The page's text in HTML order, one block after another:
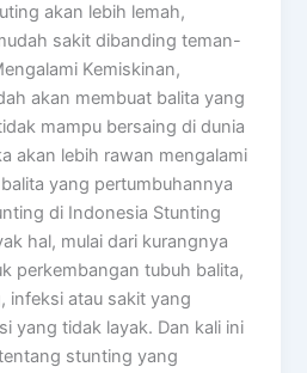
akan lebih lemah,
sakit dibanding teman-
Kemiskinan,
akan membuat balita yang
mampu bersaing di dunia
akan lebih rawan mengalami
yang pertumbuhannya
di Indonesia Stunting
hal, mulai dari kurangnya
perkembangan tubuh balita,
infeksi atau sakit yang
yang tidak layak. Dan kali ini
stunting yang